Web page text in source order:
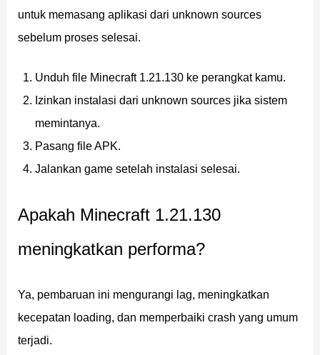
dengan beberapa penunggang, menciptakan situasi
penyergapan yang tak terduga.
Pertarungan Spear dan
Spear menghadirkan gaya bertarung baru di Minecraft
material, termasuk kayu, batu, tembaga, besi, berlian,
dan netherite.
Ada dua jenis serangan utama: Jab untuk serangan
untuk memasang aplikasi dari unknown sources
sebelum proses selesai.
Unduh file Minecraft 1.21.130 ke perangkat kamu.
Izinkan instalasi dari unknown sources jika sistem
memintanya.
Pasang file APK.
Jalankan game setelah instalasi selesai.
Apakah Minecraft 1.21.130
meningkatkan performa?
Ya, pembaruan ini mengurangi lag, meningkatkan
kecepatan loading, dan memperbaiki crash yang umum
terjadi.